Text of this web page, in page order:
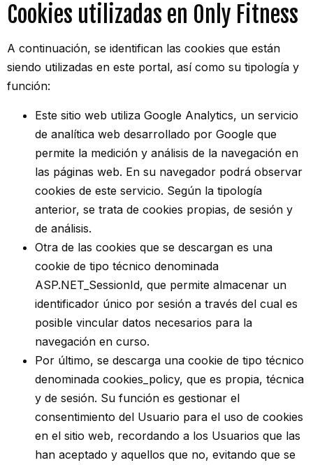
Cookies utilizadas en Only Fitness
A continuación, se identifican las cookies que están
siendo utilizadas en este portal, así como su tipología y
función:
Este sitio web utiliza Google Analytics, un servicio
de analítica web desarrollado por Google que
permite la medición y análisis de la navegación en
las páginas web. En su navegador podrá observar
cookies de este servicio. Según la tipología
anterior, se trata de cookies propias, de sesión y
de análisis.
Otra de las cookies que se descargan es una
cookie de tipo técnico denominada
ASP.NET_SessionId, que permite almacenar un
identificador único por sesión a través del cual es
posible vincular datos necesarios para la
navegación en curso.
Por último, se descarga una cookie de tipo técnico
denominada cookies_policy, que es propia, técnica
y de sesión. Su función es gestionar el
consentimiento del Usuario para el uso de cookies
en el sitio web, recordando a los Usuarios que las
han aceptado y aquellos que no, evitando que se